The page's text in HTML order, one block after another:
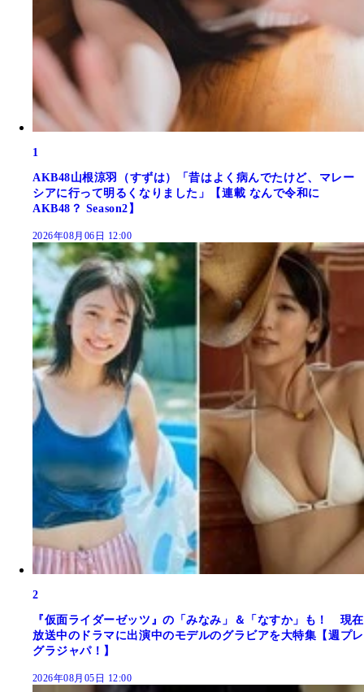
1
AKB48山根涼羽（すずは）「昔はよく病んでたけど、マレー
シアに行って明るくなりました」【連載 なんで令和に
AKB48？ Season2】
2026年08月06日 12:00
2
『仮面ライダーゼッツ』の「みなみ」＆「なすか」も！ 現在
放送中のドラマに出演中のモデルのグラビアを大特集【週プレ
グラジャパ！】
2026年08月05日 12:00